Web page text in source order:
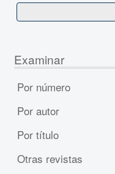
Examinar
Por número
Por autor
Por título
Otras revistas